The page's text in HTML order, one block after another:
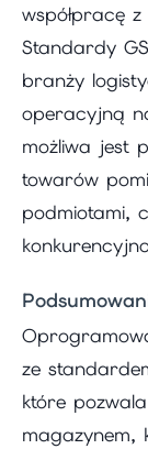
współpracę
Standardy
branży
operacyjną
możliwa jest
towarów
podmiotami,
ze
które
magazynem,